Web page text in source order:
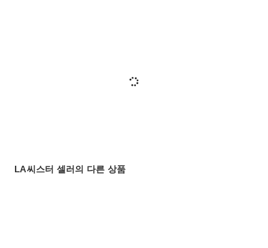
LA씨스터 셀러의 다른 상품